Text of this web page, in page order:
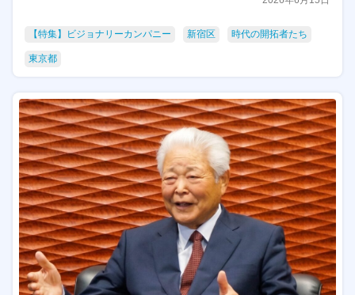
【特集】ビジョナリーカンパニー 新宿区 時代の開拓者たち
東京都